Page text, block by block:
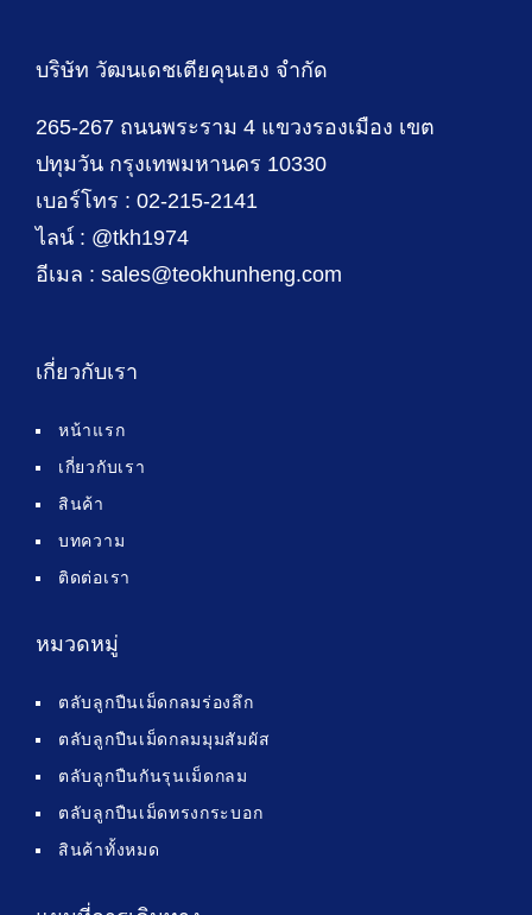
บริษัท วัฒนเดชเตียคุนเฮง จำกัด
265-267 ถนนพระราม 4 แขวงรองเมือง เขต
ปทุมวัน กรุงเทพมหานคร 10330
เบอร์โทร : 02-215-2141
ไลน์ : @tkh1974
อีเมล : sales@teokhunheng.com
เกี่ยวกับเรา
หน้าแรก
เกี่ยวกับเรา
สินค้า
บทความ
ติดต่อเรา
หมวดหมู่
ตลับลูกปืนเม็ดกลมร่องลึก
ตลับลูกปืนเม็ดกลมมุมสัมผัส
ตลับลูกปืนกันรุนเม็ดกลม
ตลับลูกปืนเม็ดทรงกระบอก
สินค้าทั้งหมด